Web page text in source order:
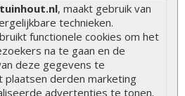
, maakt gebruik van
technieken.
functionele cookies om het
na te gaan en de
deze gegevens te
plaatsen derden marketing
advertenties te tonen.
380 cm
290 + 80 cm
362 x 282 cm